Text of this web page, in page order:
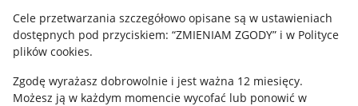
Cele przetwarzania szczegółowo opisane są w ustawieniach
dostępnych pod przyciskiem: “ZMIENIAM ZGODY” i w Polityce
plików cookies.
Zgodę wyrażasz dobrowolnie i jest ważna 12 miesięcy.
Możesz ją w każdym momencie wycofać lub ponowić w
Udostępnianie lokalizacji
Informacje dla Aktu o Usługach Cyfrowych
Pobierz aplikację